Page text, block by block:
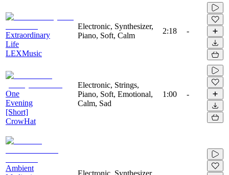
Extraordinary
Life
LEXMusic
Electronic, Synthesizer,
Piano, Soft, Calm
2:18 -
One
Evening
[Short]
CrowHat
Electronic, Strings,
Piano, Soft, Emotional,
Calm, Sad
1:00 -
Ambient
Electronic, Synthesizer,